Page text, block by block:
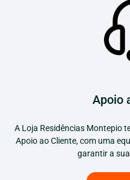
Apoio
A Loja Residências Montepio
Apoio ao Cliente, com uma
garantir a